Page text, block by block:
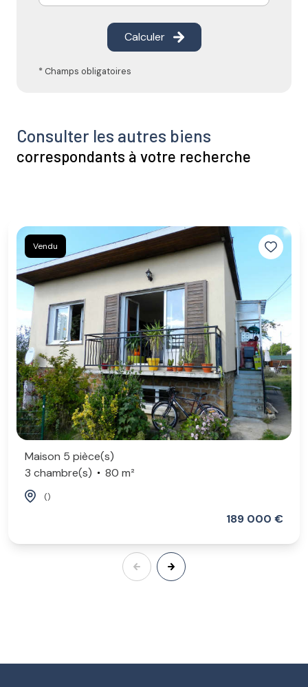
Calculer
* Champs obligatoires
Consulter les autres biens
correspondants à votre recherche
Vendu
Maison 5 pièce(s)
3 chambre(s)
80 m²
()
189 000 €